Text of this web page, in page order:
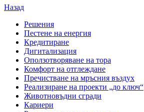
Назад
Решения
Пестене на енергия
Кредитиране
Дигитализация
Оползотворяване на тора
Комфорт на отглеждане
Пречистване на мръсния въздух
Реализиране на проекти „до ключ“
Животновъдни сгради
Кариери